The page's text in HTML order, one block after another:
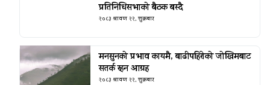
प्रतिनिधिसभाको बैठक बस्दै
२०८३ श्रावण २२, शुक्रबार
मनसुनको प्रभाव कायमै, बाढीपहिरोको जोखिमबाट
सतर्क रहन आग्रह
२०८३ श्रावण २२, शुक्रबार